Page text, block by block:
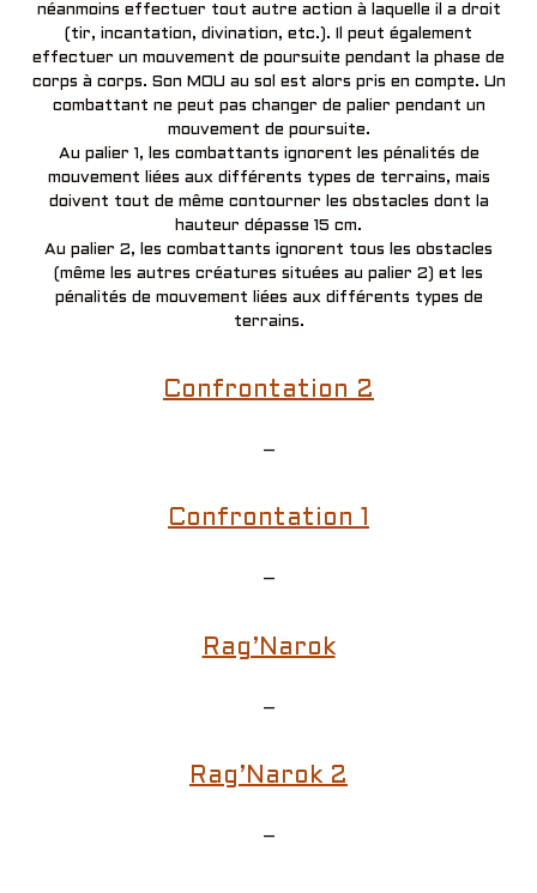
néanmoins effectuer tout autre action à laquelle il a droit
(tir, incantation, divination, etc.). Il peut également
effectuer un mouvement de poursuite pendant la phase de
corps à corps. Son MOU au sol est alors pris en compte. Un
combattant ne peut pas changer de palier pendant un
mouvement de poursuite.
Au palier 1, les combattants ignorent les pénalités de
mouvement liées aux différents types de terrains, mais
doivent tout de même contourner les obstacles dont la
hauteur dépasse 15 cm.
Au palier 2, les combattants ignorent tous les obstacles
(même les autres créatures situées au palier 2) et les
pénalités de mouvement liées aux différents types de
terrains.
Confrontation 2
–
Confrontation 1
–
Rag’Narok
–
Rag’Narok 2
–